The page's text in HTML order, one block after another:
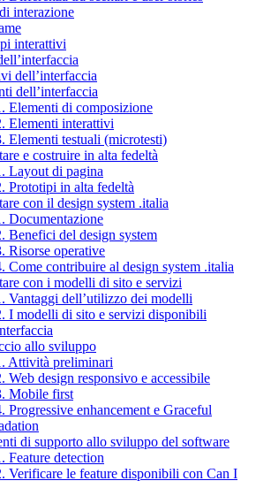
interazione
interattivi
dell’interfaccia
dell’interfaccia
Elementi di composizione
Elementi interattivi
Elementi testuali (microtesti)
e costruire in alta fedeltà
Layout di pagina
Prototipi in alta fedeltà
con il design system .italia
Documentazione
Benefici del design system
Risorse operative
Come contribuire al design system .italia
con i modelli di sito e servizi
Vantaggi dell’utilizzo dei modelli
I modelli di sito e servizi disponibili
allo sviluppo
Attività preliminari
Web design responsivo e accessibile
Mobile first
Progressive enhancement e Graceful
di supporto allo sviluppo del software
Feature detection
Verificare le feature disponibili con Can I